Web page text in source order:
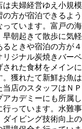
夫婦経営ゆえ小規模
方が宿泊できるよう
ています。富戸の海
早朝起きて散歩に気軽
ときや宿泊の方が４
リジナル炭焼きバーベ
れた食材をメインに
獲れたて新鮮お魚は
店のスタッフはＮＰ
カデミーにも所属し
っています。水難事
イビング技術向上の